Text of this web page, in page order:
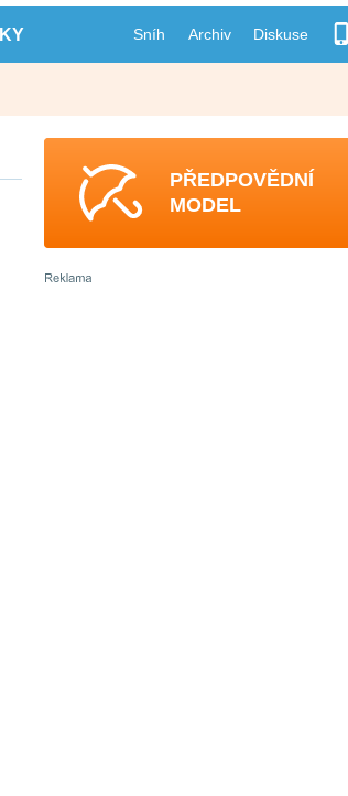
Sníh Archiv Diskuse
PŘEDPOVĚDNÍ
MODEL